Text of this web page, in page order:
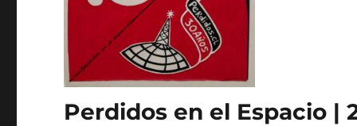
Perdidos en el Espacio |